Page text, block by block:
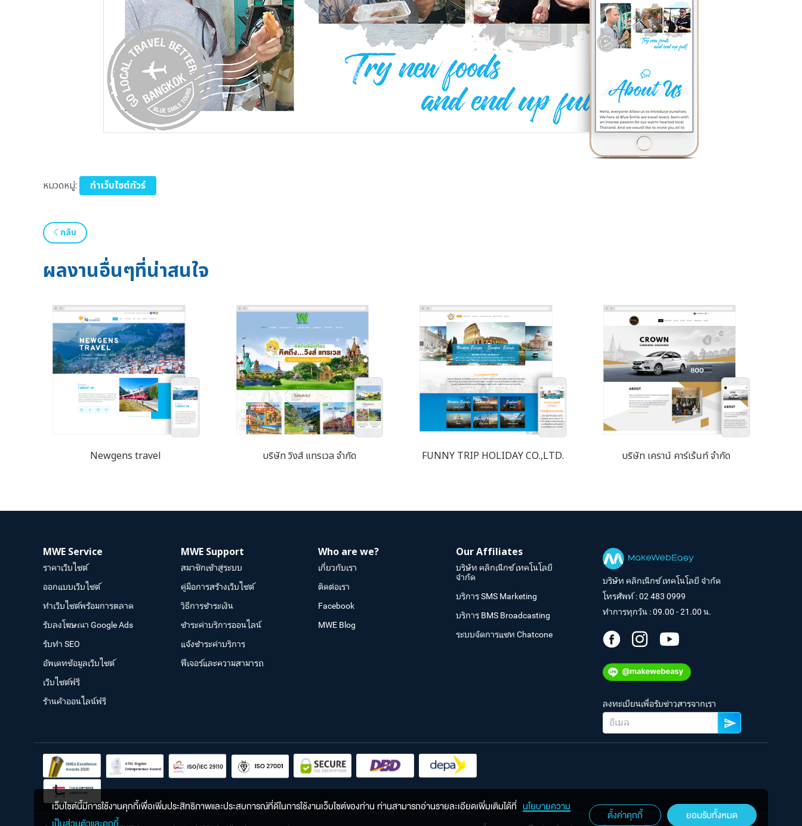
หมวดหมู่: ทำเว็บไซต์ทัวร์
กลับ
ผลงานอื่นๆที่น่าสนใจ
Newgens travel บริษัท วิงส์ แทรเวล จำกัด FUNNY TRIP HOLIDAY CO.,LTD. บริษัท เคราน์ คาร์เร้นท์ จำกัด
MWE Service
ราคาเว็บไซต์
ออกแบบเว็บไซต์
ทำเว็บไซต์พร้อมการตลาด
รับลงโฆษณา Google Ads
รับทำ SEO
อัพเดทข้อมูลเว็บไซต์
เว็บไซต์ฟรี
ร้านค้าออนไลน์ฟรี
MWE Support
สมาชิกเข้าสู่ระบบ
คู่มือการสร้างเว็บไซต์
วิธีการชำระเงิน
ชำระค่าบริการออนไลน์
แจ้งชำระค่าบริการ
ฟีเจอร์และความสามารถ
Who are we?
เกี่ยวกับเรา
ติดต่อเรา
Facebook
MWE Blog
Our Affiliates
บริษัท คลิกเน็กซ์ เทคโนโลยี
จำกัด
บริการ SMS Marketing
บริการ BMS Broadcasting
ระบบจัดการแชท Chatcone
บริษัท คลิกเน็กซ์ เทคโนโลยี จำกัด
โทรศัพท์ :02 483 0999
ทำการทุกวัน : 09.00 - 21.00 น.
ลงทะเบียนเพื่อรับข่าวสารจากเรา
เว็บไซต์นี้มีการใช้งานคุกกี้เพื่อเพิ่มประสิทธิภาพและประสบการณ์ที่ดีในการใช้งานเว็บไซต์ของท่าน ท่านสามารถอ่านรายละเอียดเพิ่มเติมได้ที่ นโยบายความ
ตั้งค่าคุกกี้ ยอมรับทั้งหมด